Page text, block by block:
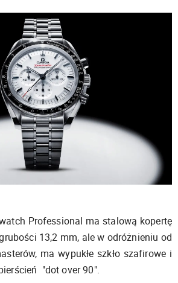
Professional ma stalową kopertę
13,2 mm, ale w odróżnieniu od
ma wypukłe szkło szafirowe i
"dot over 90".